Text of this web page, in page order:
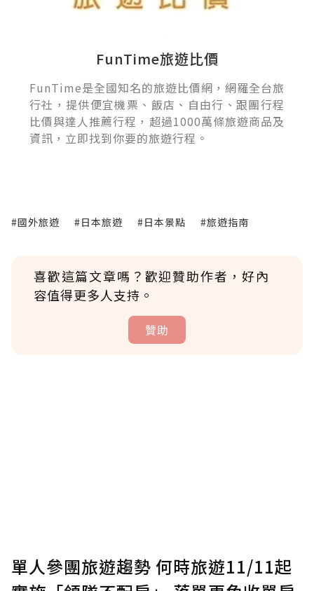
FunTime旅遊比價
FunTime是全國知名的旅遊比價網，網羅全台旅
行社，提供便宜機票、飯店、自由行、跟團行程
比價與達人推薦行程，超過1000萬條旅遊商品及
資訊，立即找到你要的旅遊行程。
#國外旅遊 #日本旅遊 #日本景點 #旅遊指南
喜歡這篇文章嗎？歡迎贊助作者，好內
容值得更多人支持。
贊助
單人參團旅遊趨勢 何時旅遊11/11起